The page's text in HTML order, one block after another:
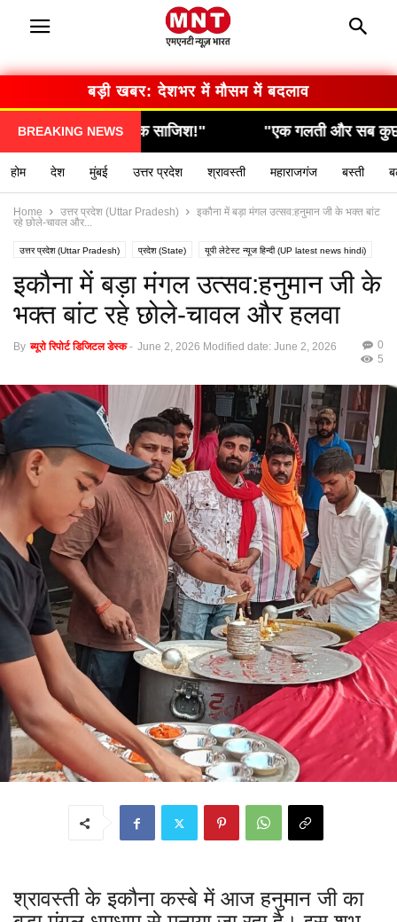
बड़ी खबर: सरकार का बड़ा फैसला
BREAKING NEWS
"एक गलती और सब कुछ खत्म… देखिए कैसे हुआ हादसा!"
होम देश मुंबई उत्तर प्रदेश श्रावस्ती महाराजगंज बस्ती
Home उत्तर प्रदेश (Uttar Pradesh)
इकौना में बड़ा मंगल उत्सव:हनुमान जी के भक्त बांट
रहे छोले-चावल और...
उत्तर प्रदेश (Uttar Pradesh) प्रदेश (State) यूपी लेटेस्ट न्यूज हिन्दी (UP latest news hindi)
लाइव अपडेट श्रावस्ती (Shravasti-news)
इकौना में बड़ा मंगल उत्सव:हनुमान जी के
भक्त बांट रहे छोले-चावल और हलवा
By ब्यूरो रिपोर्ट डिजिटल डेस्क - June 2, 2026 Modified date: June 2, 2026
0
5
श्रावस्ती के इकौना कस्बे में आज हनुमान जी का